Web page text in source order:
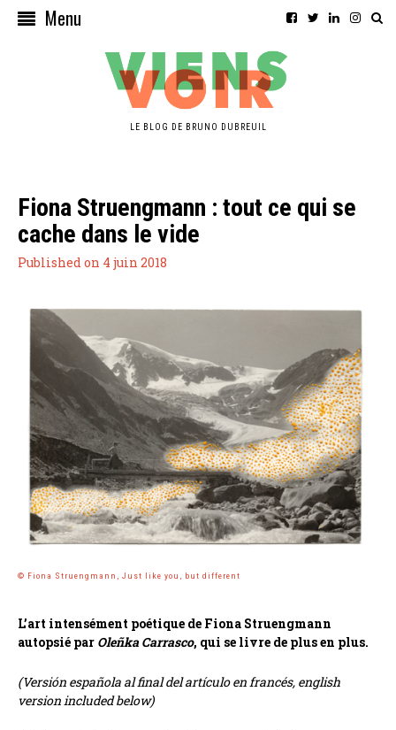
Menu
LE BLOG DE BRUNO DUBREUIL
Fiona Struengmann : tout ce qui se
cache dans le vide
Published on 4 juin 2018
© Fiona Struengmann, Just like you, but different
L’art intensément poétique de Fiona Struengmann
autopsié par Oleñka Carrasco, qui se livre de plus en plus.
(Versión española al final del artículo en francés, english
version included below)